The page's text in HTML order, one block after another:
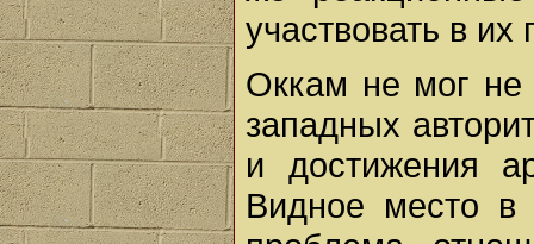
участвовать в их
Оккам не мог не
западных
и достижения
Видное место в